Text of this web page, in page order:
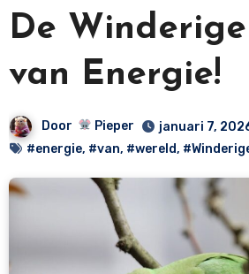
De
van Energie!
Door Pieper
januari 7,
#energie, #van, #wereld,